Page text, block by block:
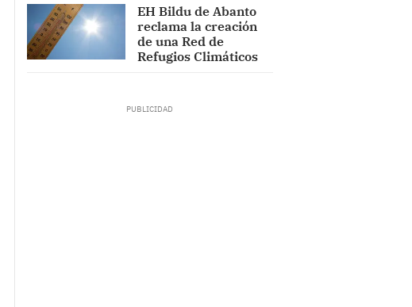
EH Bildu de Abanto
reclama la creación
de una Red de
Refugios Climáticos